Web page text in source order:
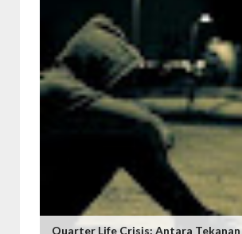
Quarter Life Crisis: Antara Tekanan